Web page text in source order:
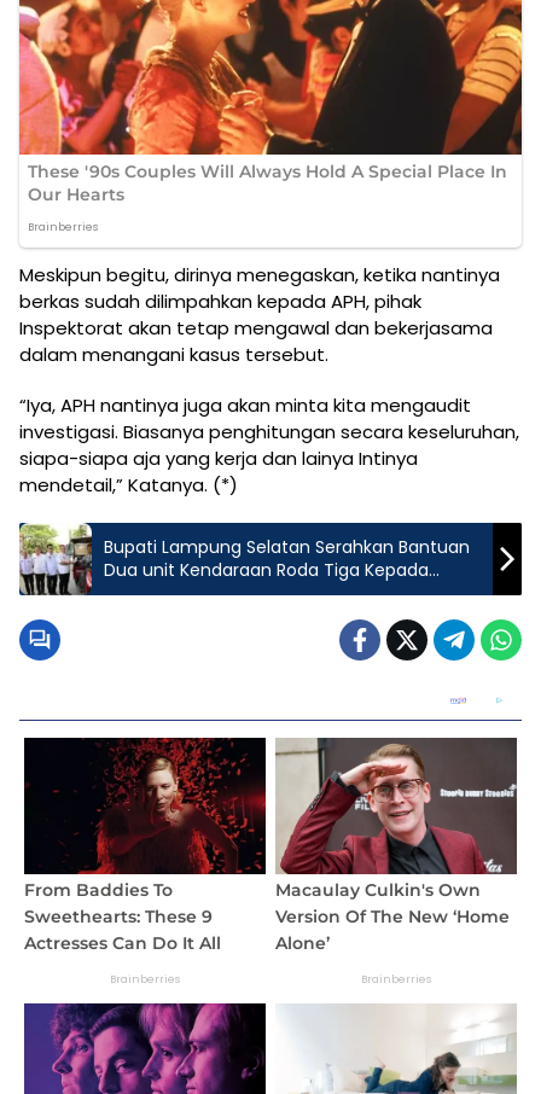
Meskipun begitu, dirinya menegaskan, ketika nantinya
berkas sudah dilimpahkan kepada APH, pihak
Inspektorat akan tetap mengawal dan bekerjasama
dalam menangani kasus tersebut.
“Iya, APH nantinya juga akan minta kita mengaudit
investigasi. Biasanya penghitungan secara keseluruhan,
siapa-siapa aja yang kerja dan lainya Intinya
mendetail,” Katanya. (*)
Bupati Lampung Selatan Serahkan Bantuan
Dua unit Kendaraan Roda Tiga Kepada
Penderita Disabilitas